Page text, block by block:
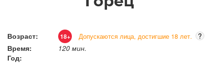
Возраст: 18+ Допускаются лица, достигшие 18 лет.
?
Время:
120 мин.
Год: